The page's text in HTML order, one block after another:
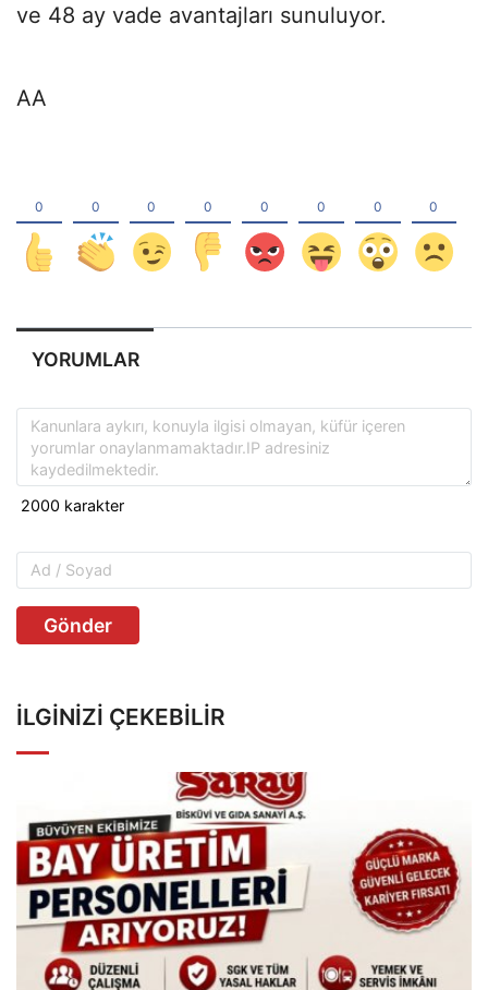
ve 48 ay vade avantajları sunuluyor.
AA
YORUMLAR
Gönder
İLGINIZI ÇEKEBILIR